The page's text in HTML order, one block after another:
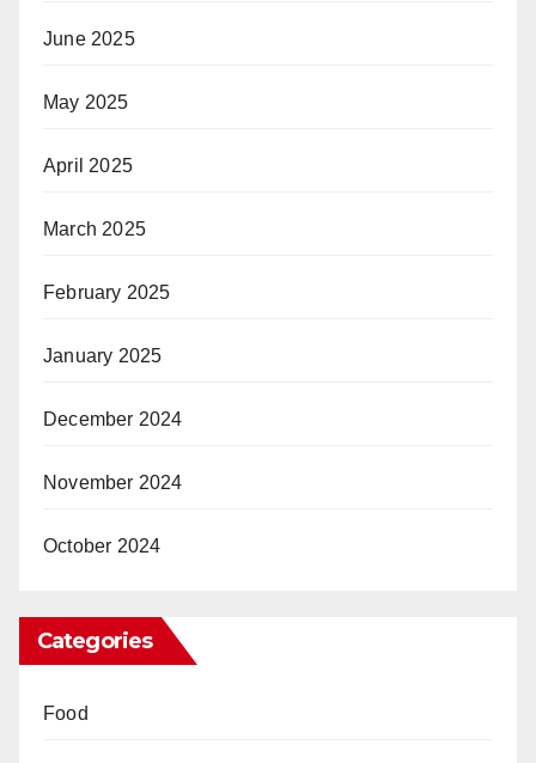
June 2025
May 2025
April 2025
March 2025
February 2025
January 2025
December 2024
November 2024
October 2024
Categories
Food